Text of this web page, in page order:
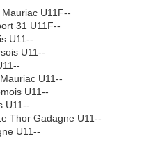
U11F--
31 U11F--
U11--
U11--
U11--
U11--
U11--
Thor Gadagne U11--
U11--